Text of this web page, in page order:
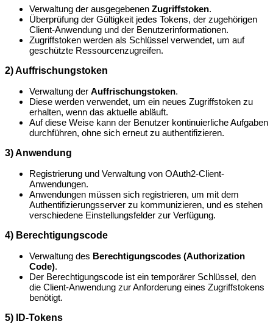
Verwaltung der ausgegebenen Zugriffstoken.
Überprüfung der Gültigkeit jedes Tokens, der zugehörigen
Client-Anwendung und der Benutzerinformationen.
Zugriffstoken werden als Schlüssel verwendet, um auf
geschützte Ressourcenzugreifen.
2) Auffrischungstoken
Verwaltung der Auffrischungstoken.
Diese werden verwendet, um ein neues Zugriffstoken zu
erhalten, wenn das aktuelle abläuft.
Auf diese Weise kann der Benutzer kontinuierliche Aufgaben
durchführen, ohne sich erneut zu authentifizieren.
3) Anwendung
Registrierung und Verwaltung von OAuth2-Client-
Anwendungen.
Anwendungen müssen sich registrieren, um mit dem
Authentifizierungsserver zu kommunizieren, und es stehen
verschiedene Einstellungsfelder zur Verfügung.
4) Berechtigungscode
Verwaltung des Berechtigungscodes (Authorization
Code).
Der Berechtigungscode ist ein temporärer Schlüssel, den
die Client-Anwendung zur Anforderung eines Zugriffstokens
benötigt.
5) ID-Tokens